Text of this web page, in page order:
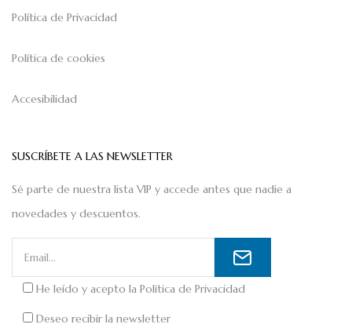
Política de Privacidad
Política de cookies
Accesibilidad
SUSCRÍBETE A LAS NEWSLETTER
Sé parte de nuestra lista VIP y accede antes que nadie a
novedades y descuentos.
He leído y acepto la Política de Privacidad
Deseo recibir la newsletter